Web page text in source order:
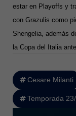
estar en Playoffs y
con Grazulis como
Shengelia, además
la Copa del Italia
Cesare Milanti
Temporada